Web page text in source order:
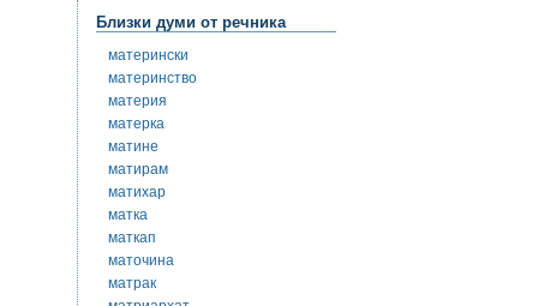
Близки думи от речника
матерински
материнство
материя
матерка
матине
матирам
матихар
матка
маткап
маточина
матрак